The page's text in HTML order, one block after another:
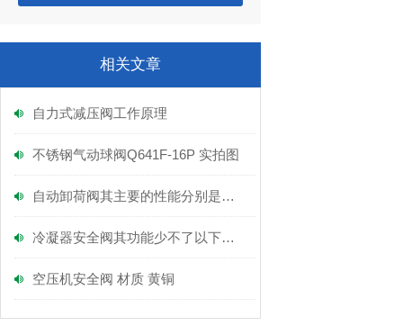
相关文章
自力式减压阀工作原理
不锈钢气动球阀Q641F-16P 实拍图
自动卸荷阀其主要的性能分别是什么？
冷凝器安全阀其功能少不了以下几点
空压机安全阀 材质 黄铜